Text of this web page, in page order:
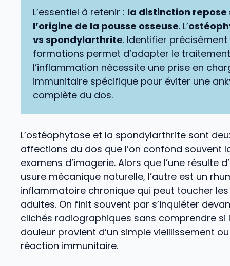
L’essentiel à retenir : la distinction repose
l’origine de la pousse osseuse. L’
vs spondylarthrite. Identifier précisément
formations permet d’adapter le
l’inflammation nécessite une prise en
immunitaire spécifique pour éviter une
complète du dos.
L’ostéophytose et la spondylarthrite sont
affections du dos que l’on confond souvent
examens d’imagerie. Alors que l’une résulte
usure mécanique naturelle, l’autre est un
inflammatoire chronique qui peut toucher les
adultes. On finit souvent par s’inquiéter
clichés radiographiques sans comprendre si
douleur provient d’un simple vieillissement ou
réaction immunitaire.